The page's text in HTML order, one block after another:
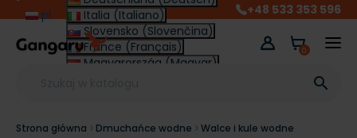
pl
Italia (Italiano)
Slovensko (Slovenčina)
France (Français)
Magyarország (Magyar)
+48 533 353 596

0
Strona główna Dmuchańce wodne Walce i kule wodne